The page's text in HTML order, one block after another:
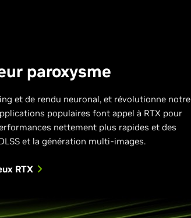
3060
paroxysme
et de rendu neuronal, et révolutionne notre
populaires font appel à RTX pour
nettement plus rapides et des
et la génération multi-images.
RTX